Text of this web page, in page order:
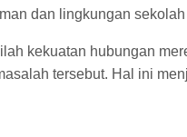
dan lingkungan
kekuatan hubungan
tersebut. Hal ini